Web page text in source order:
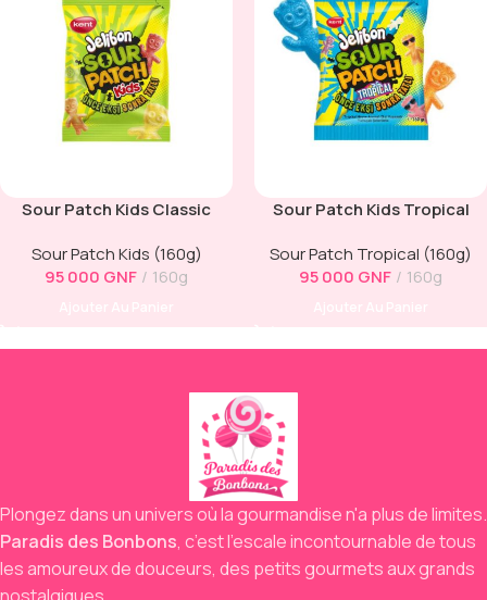
Sour Patch Kids Classic
Sour Patch Kids (160g)
95 000 GNF 160g
Sour Patch Kids Tropical
Sour Patch Tropical (160g)
95 000 GNF 160g
Plongez dans un univers où la gourmandise n'a plus de limites.
Paradis des Bonbons, c’est l’escale incontournable de tous
les amoureux de douceurs, des petits gourmets aux grands